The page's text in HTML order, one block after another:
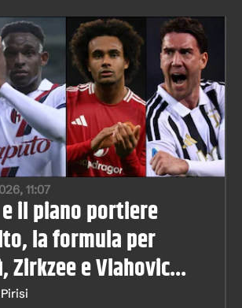
11:07
il piano portiere
la formula per
Zirkzee e Vlahovic...